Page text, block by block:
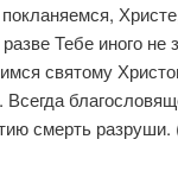
Тебе иного не
святому
смерть разруши.